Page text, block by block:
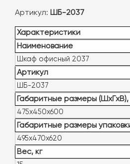
Артикул: ШБ-2037
Характеристики
Наименование
Шкаф офисный 2037
Артикул
ШБ-2037
Габаритные размеры
475х450х600
Габаритные размеры
495х470х620
Вес, кг